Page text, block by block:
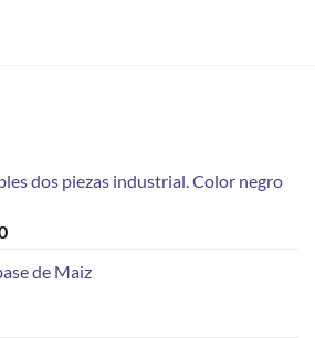
dos piezas industrial. Color negro
de Maiz